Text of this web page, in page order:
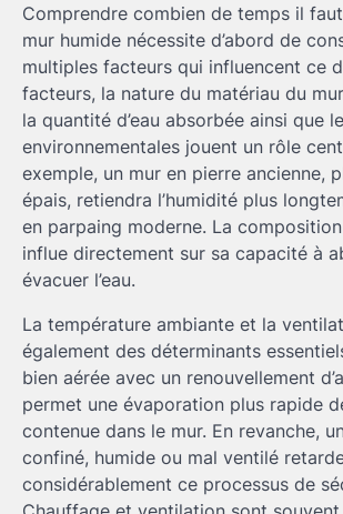
Comprendre combien de temps il
mur humide nécessite d’abord de
multiples facteurs qui influencent ce
facteurs, la nature du matériau du
la quantité d’eau absorbée ainsi que
environnementales jouent un rôle
exemple, un mur en pierre ancienne,
épais, retiendra l’humidité plus
en parpaing moderne. La
influe directement sur sa capacité à
évacuer l’eau.
La température ambiante et la
également des déterminants
bien aérée avec un renouvellement
permet une évaporation plus rapide
contenue dans le mur. En revanche,
confiné, humide ou mal ventilé
considérablement ce processus de